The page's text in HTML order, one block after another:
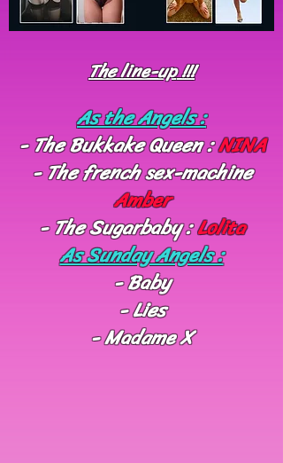
The line-up!!!
As the Angels :
- The Bukkake Queen :NINA
-Thefrench sex-machine
Amber
- The Sugarbaby :Lolita
As Sunday Angels :
- Baby
- Lies
- Madame X